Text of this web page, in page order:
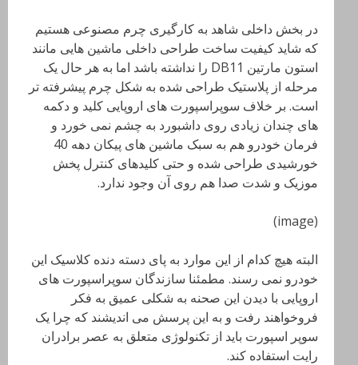
در بخش داخلی شاهد به کارگیری چرم مصنوعی هستیم
که شاید کیفیت ساخت طراحی داخلی ماشین هایی مانند
استون مارتین DB11 را نداشته باشد اما به هر حال یک
مرحله از پلاستیک طراحی شده به شکل چرم پیشرفته تر
است. بر خلاف سوپراسپورت های اروپایی کلید و دکمه
های چندان زیادی روی داشبورد به چشم نمی خورد و
فرمان خودرو هم به سبک ماشین های پیکان دهه 40
خورشیدی طراحی شده و حتی کلیدهای کنترل پخش
موزیک و شدت صدا هم روی آن وجود ندارد.
(image)
البته هیچ کدام از این موارد به پای دسته دنده کلاسیک این
خودرو نمی رسند. مطمئنا سازندگان سوپراسپورت های
اروپایی با دیدن این صحنه به شکلی عمیق به فکر
فروخواهند رفت و به این پرسش می اندیشند که چرا یک
سوپر اسپورت باید از تکنولوژی متعلق به عصر برادران
رایت استفاده کند.